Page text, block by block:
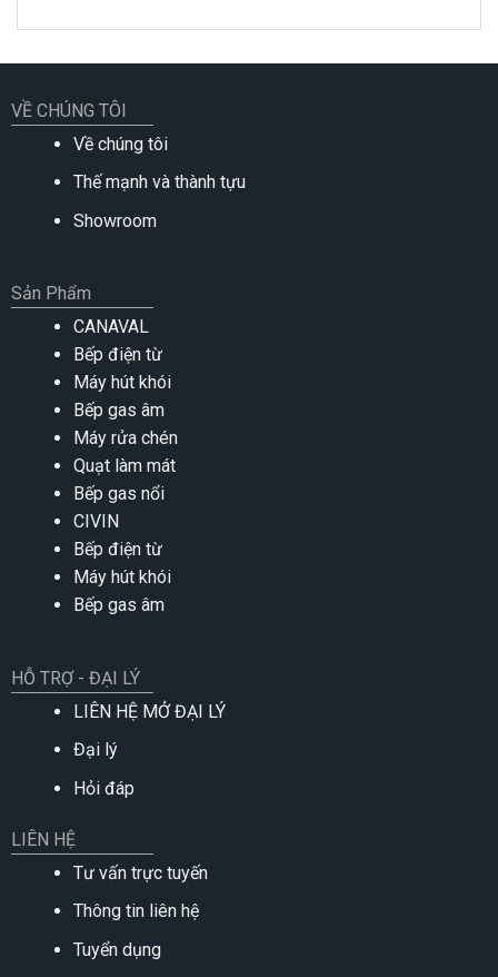
VỀ CHÚNG TÔI
Về chúng tôi
Thế mạnh và thành tựu
Showroom
Sản Phẩm
CANAVAL
Bếp điện từ
Máy hút khói
Bếp gas âm
Máy rửa chén
Quạt làm mát
Bếp gas nổi
CIVIN
Bếp điện từ
Máy hút khói
Bếp gas âm
HỖ TRỢ - ĐẠI LÝ
LIÊN HỆ MỞ ĐẠI LÝ
Đại lý
Hỏi đáp
LIÊN HỆ
Tư vấn trực tuyến
Thông tin liên hệ
Tuyển dụng